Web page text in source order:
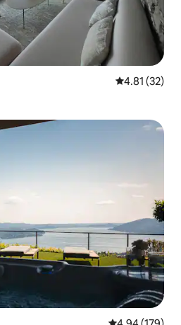
平均评分
4.81 (32)